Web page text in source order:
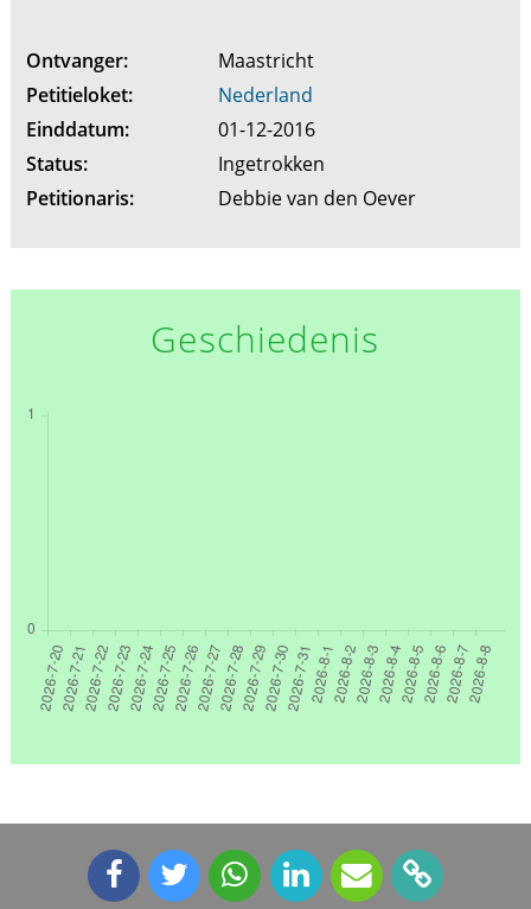
Ontvanger:
Maastricht
Petitieloket:
Nederland
Einddatum:
01-12-2016
Status:
Ingetrokken
Petitionaris:
Debbie van den Oever
Geschiedenis